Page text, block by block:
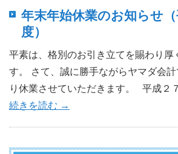
年末年始休業のお知らせ
度）
平素は、格別のお引き立てを賜わり厚
す。 さて、誠に勝手ながらヤマダ会
り休業させていただきます。 平成２
続きを読む →